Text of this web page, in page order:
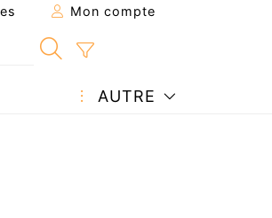
Mon compte
AUTRE